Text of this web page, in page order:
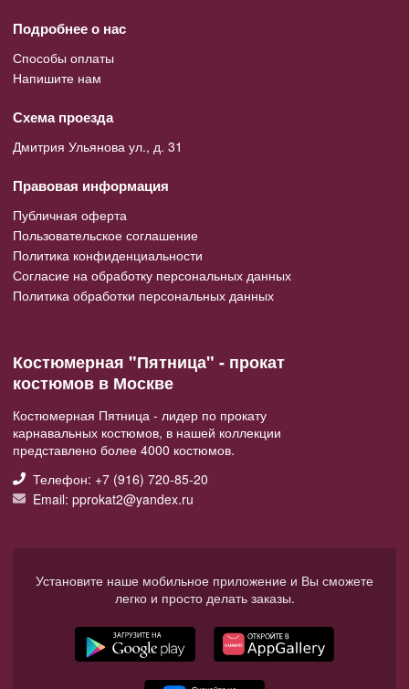
Подробнее о нас
Способы оплаты
Напишите нам
Схема проезда
Дмитрия Ульянова ул., д. 31
Правовая информация
Публичная оферта
Пользовательское соглашение
Политика конфиденциальности
Согласие на обработку персональных данных
Политика обработки персональных данных
Костюмерная "Пятница" - прокат
костюмов в Москве
Костюмерная Пятница - лидер по прокату
карнавальных костюмов, в нашей коллекции
представлено более 4000 костюмов.
Телефон: +7 (916) 720-85-20
Email: pprokat2@yandex.ru
Установите наше мобильное приложение и Вы сможете
легко и просто делать заказы.